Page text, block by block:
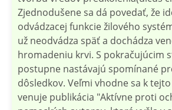
Zjednodušene sa dá povedať, že
odvádzacej funkcie žilového
už neodvádza späť a dochádza
hromadeniu krvi. S pokračujúcim
postupne nastávajú spomínané
dôsledkov. Veľmi vhodne sa k
venuje publikácia "Aktívne proti